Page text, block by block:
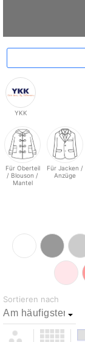
YKK
Für Oberteil
/ Blouson /
Mantel
Für Jacken /
Anzüge
Sortieren nach